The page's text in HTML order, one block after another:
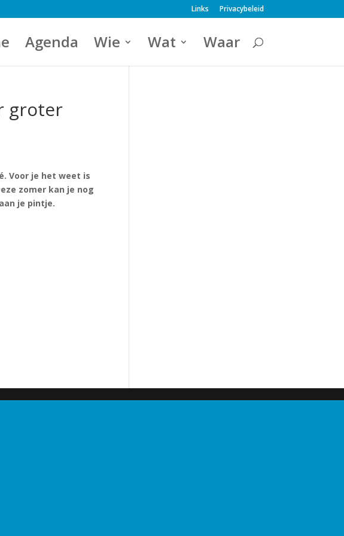
Links Privacybeleid
Agenda Wie Wat Waar
groter
Voor je het weet is
zomer kan je nog
je pintje.